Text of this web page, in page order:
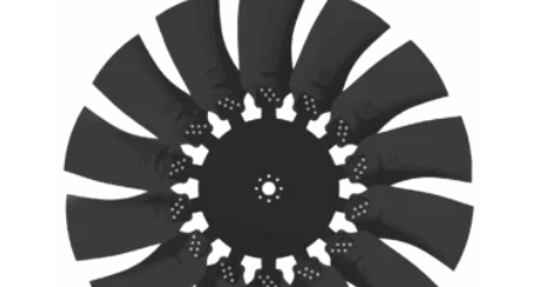
天
然
气